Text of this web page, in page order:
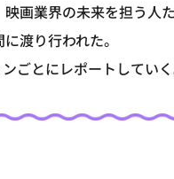
画業界の未来を担う人
渡り行われた。
ごとにレポートしていく